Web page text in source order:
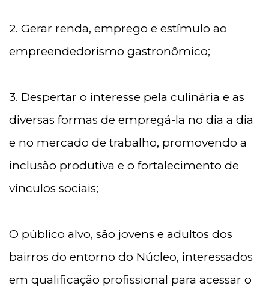
2. Gerar renda, emprego e estímulo ao
empreendedorismo gastronômico;
3. Despertar o interesse pela culinária e as
diversas formas de empregá-la no dia a dia
e no mercado de trabalho, promovendo a
inclusão produtiva e o fortalecimento de
vínculos sociais;
O público alvo, são jovens e adultos dos
bairros do entorno do Núcleo, interessados
em qualificação profissional para acessar o